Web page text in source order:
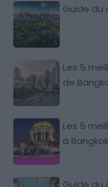
Guide du
Les 5
de
Les 5
à Bangkok
Guide du